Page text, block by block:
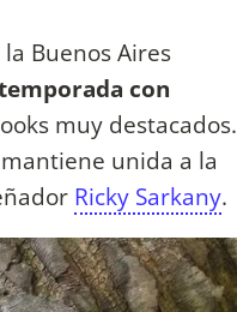
Buenos Aires
con
muy destacados.
unida a la
Ricky Sarkany.